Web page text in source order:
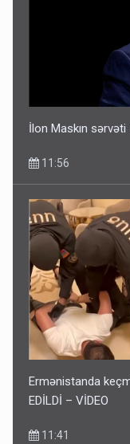
İlon Maskın sərvəti
11:56
Ermənistanda
EDİLDİ – VİDEO
11:41